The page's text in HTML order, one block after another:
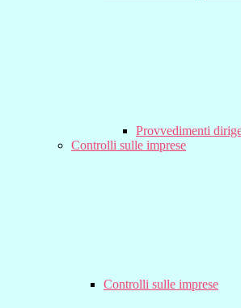
Provvedimenti
Controlli sulle imprese
Controlli sulle imprese